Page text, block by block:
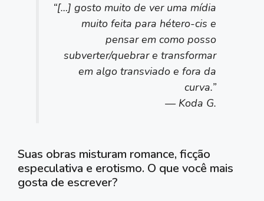
“[…] gosto muito de ver uma mídia
muito feita para hétero-cis e
pensar em como posso
subverter/quebrar e transformar
em algo transviado e fora da
curva.”
— Koda G.
Suas obras misturam romance, ficção
especulativa e erotismo. O que você mais
gosta de escrever?